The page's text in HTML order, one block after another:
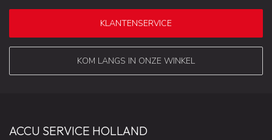
KLANTENSERVICE
KOM LANGS IN ONZE WINKEL
ACCU SERVICE HOLLAND